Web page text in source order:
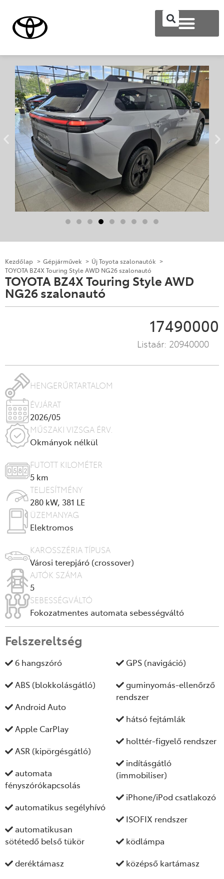
Kezdőlap Gépjárművek
Új Toyota szalonautók
TOYOTA BZ4X Touring Style AWD NG26 szalonautó
TOYOTA BZ4X Touring Style AWD
NG26 szalonautó
17490000
Listaár: 20940000
HENGERŰRTARTALOM
ÉVJÁRAT
2026/05
MŰSZAKI VIZSGA ÉRV.
Okmányok nélkül
FUTOTT KILOMÉTER
5 km
TELJESÍTMÉNY
280 kW, 381 LE
ÜZEMANYAG
Elektromos
KAROSSZÉRIA TÍPUSA
Városi terepjáró (crossover)
AJTÓK SZÁMA
5
SEBESSÉGVÁLTÓ
Fokozatmentes automata sebességváltó
Felszereltség
6 hangszóró
ABS (blokkolásgátló)
Android Auto
Apple CarPlay
ASR (kipörgésgátló)
automata
fényszórókapcsolás
automatikus segélyhívó
automatikusan
sötétedő belső tükör
deréktámasz
GPS (navigáció)
guminyomás-ellenőrző
rendszer
hátsó fejtámlák
holttér-figyelő rendszer
indításgátló
(immobiliser)
iPhone/iPod csatlakozó
ISOFIX rendszer
ködlámpa
középső kartámasz